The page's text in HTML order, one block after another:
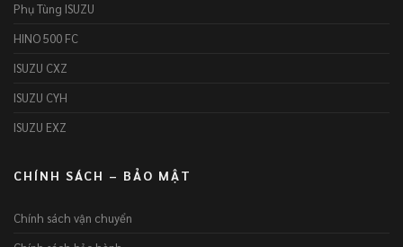
Phụ Tùng ISUZU
HINO 500 FC
ISUZU CXZ
ISUZU CYH
ISUZU EXZ
CHÍNH SÁCH – BẢO MẬT
Chính sách vận chuyển